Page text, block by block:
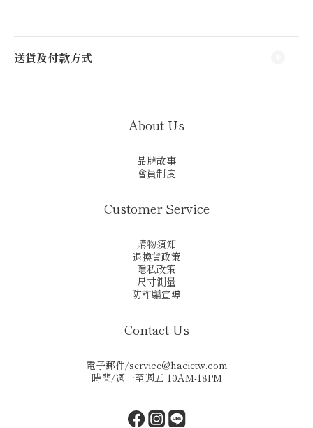
送貨及付款方式
About Us
品牌故事
會員制度
Customer Service
購物須知
退換貨政策
隱私政策
尺寸測量
防詐騙宣導
Contact Us
電子郵件/service@hacietw.com
時間/週一至週五 10AM-18PM